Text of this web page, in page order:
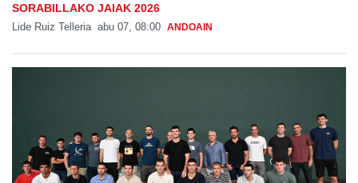
SORABILLAKO JAIAK 2026
Lide Ruiz Telleria abu 07, 08:00 ANDOAIN